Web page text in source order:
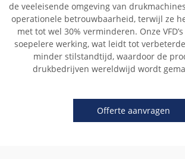
de veeleisende omgeving van
operationele betrouwbaarheid, terwijl ze
met tot wel 30% verminderen. Onze
soepelere werking, wat leidt tot
minder stilstandtijd, waardoor de
drukbedrijven wereldwijd wordt
Offerte aanvragen